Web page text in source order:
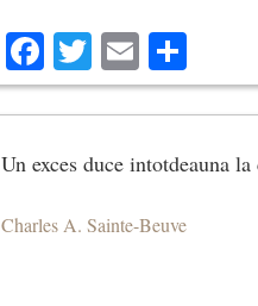
Facebook
Twitter
Email
Un exces duce intotdeauna
Charles A. Sainte-Beuve